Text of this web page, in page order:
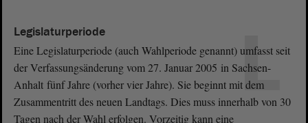
L
Legislaturperiode
Eine Legislaturperiode (auch Wahlperiode genannt) umfasst seit
der Verfassungsänderung vom 27. Januar 2005 in Sachsen-
Anhalt fünf Jahre (vorher vier Jahre). Sie beginnt mit dem
Zusammentritt des neuen Landtags. Dies muss innerhalb von 30
Tagen nach der Wahl erfolgen. Vorzeitig kann eine